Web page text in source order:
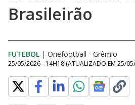
Brasileirão
FUTEBOL | Onefootball - Grêmio
25/05/2026 - 14H18 (ATUALIZADO EM 25/